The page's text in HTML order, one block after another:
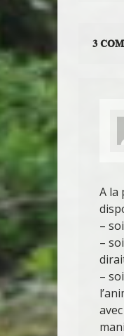
3
A la
–
–
–